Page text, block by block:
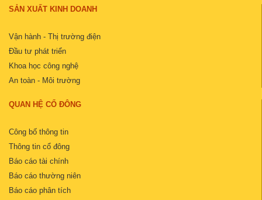
SẢN XUẤT KINH DOANH
Vận hành - Thị trường điện
Đầu tư phát triển
Khoa học công nghệ
An toàn - Môi trường
QUAN HỆ CỔ ĐÔNG
Công bố thông tin
Thông tin cổ đông
Báo cáo tài chính
Báo cáo thường niên
Báo cáo phân tích